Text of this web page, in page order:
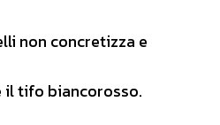
non concretizza e
il tifo biancorosso.